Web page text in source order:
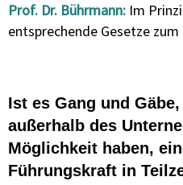
Prof. Dr. Bührmann: Im
entsprechende Gesetze
Ist es Gang und
außerhalb des
Möglichkeit haben,
Führungskraft in